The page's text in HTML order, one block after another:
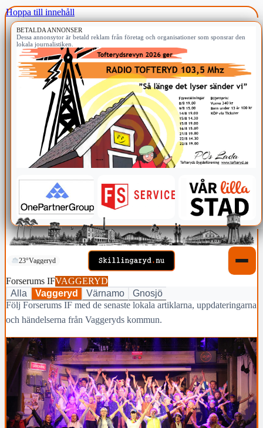
Hoppa till innehåll
BETALDA ANNONSER
Dessa annonsytor är betald reklam från företag och organisationer som sponsrar den
lokala journalistiken.
23°Vaggeryd
Forserums IFVAGGERYD
Alla
Vaggeryd Värnamo
Gnosjö
Följ Forserums IF med de senaste lokala artiklarna, uppdateringarna
och händelserna från Vaggeryds kommun.